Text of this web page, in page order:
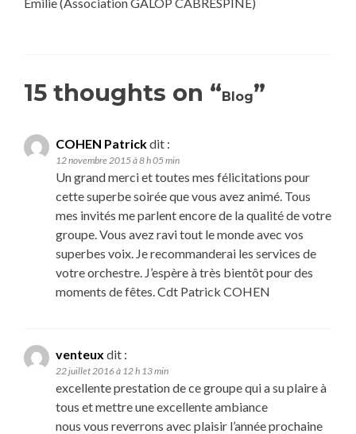
15 thoughts on “Blog”
COHEN Patrickdit :
12 novembre 2015 à 8 h 05 min
Un grand merci et toutes mes félicitations pour
cette superbe soirée que vous avez animé. Tous
mes invités me parlent encore de la qualité de votre
groupe. Vous avez ravi tout le monde avec vos
superbes voix. Je recommanderai les services de
votre orchestre. J’espère à très bientôt pour des
moments de fêtes. Cdt Patrick COHEN
venteux dit :
22 juillet 2016 à 12 h 13 min
excellente prestation de ce groupe qui a su plaire à
tous et mettre une excellente ambiance
nous vous reverrons avec plaisir l’année prochaine